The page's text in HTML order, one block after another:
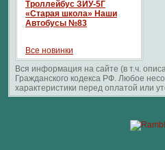
Троллейбус ЗИУ-5Г
«Старая школа» Наши
Автобусы №83
Все новинки
Вся информация на сайте (в т.ч.
Гражданского кодекса РФ. Любое
характеристики перед оплатой или